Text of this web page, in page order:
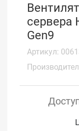
сервера
Gen9
Артикул: